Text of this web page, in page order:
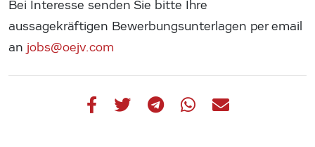
Bei Interesse senden Sie bitte Ihre
aussagekräftigen Bewerbungsunterlagen per email
an jobs@oejv.com